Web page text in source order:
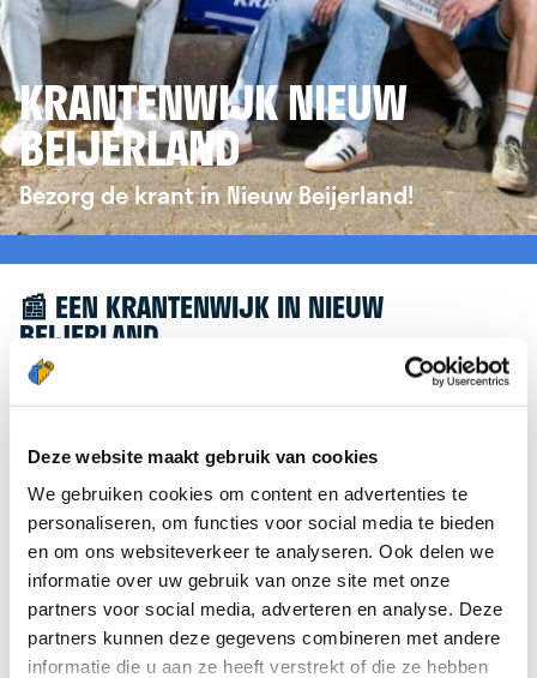
Deze website maakt gebruik van cookies
We gebruiken cookies om content en advertenties te
personaliseren, om functies voor social media te bieden
en om ons websiteverkeer te analyseren. Ook delen we
informatie over uw gebruik van onze site met onze
partners voor social media, adverteren en analyse. Deze
partners kunnen deze gegevens combineren met andere
informatie die u aan ze heeft verstrekt of die ze hebben
KRANTENWIJK NIEUW
BEIJERLAND
Bezorg de krant in Nieuw Beijerland!
📰 EEN KRANTENWIJK IN NIEUW
BEIJERLAND
Leuk dat je geïnteresseerd bent in een
helpen, verwijzen we je graag door naar de
website vankrantenbezorgen.nl. Daar kun je je
eenvoudig aanmelden om de krant te bezorgen in
Nieuw Beijerland.
We hopen dat je snel aan de slag kunt en wensen
je veel succes! 🚴‍♂️💨